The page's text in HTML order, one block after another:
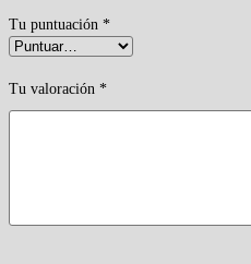
Tu puntuación *
Tu valoración *